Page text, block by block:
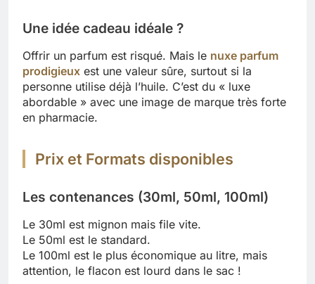
Une idée cadeau idéale ?
Offrir un parfum est risqué. Mais le nuxe parfum
prodigieux est une valeur sûre, surtout si la
personne utilise déjà l’huile. C’est du « luxe
abordable » avec une image de marque très forte
en pharmacie.
Prix et Formats disponibles
Les contenances (30ml, 50ml, 100ml)
Le 30ml est mignon mais file vite.
Le 50ml est le standard.
Le 100ml est le plus économique au litre, mais
attention, le flacon est lourd dans le sac !